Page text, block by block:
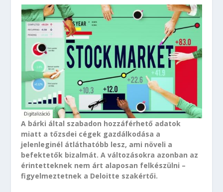
A bárki által szabadon hozzáférhető adatok
miatt a tőzsdei cégek gazdálkodása a
jelenleginél átláthatóbb lesz, ami növeli a
befektetők bizalmát. A változásokra azonban az
érintetteknek nem árt alaposan felkészülni –
figyelmeztetnek a Deloitte szakértői.